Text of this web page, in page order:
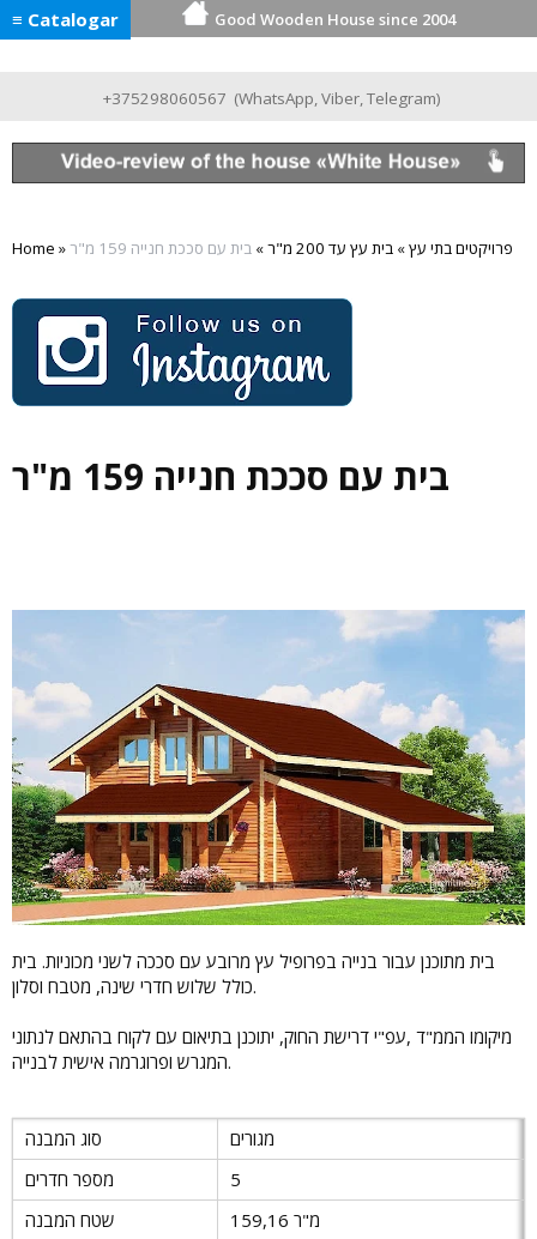
≡ Catalogar Good Wooden House since 2004
+375298060567 (WhatsApp,Viber,Telegram)
Home » פרויקטים בתי עץ» בית עץ עד 200 מ"ר » בית עם סככת חנייה 159 מ"ר
בית עם סככת חנייה 159 מ"ר
בית מתוכנן עבור בנייה בפרופיל עץ מרובע עם סככה לשני מכוניות. בית
כולל שלוש חדרי שינה, מטבח וסלון.
מיקומו הממ"ד ,עפ"י דרישת החוק, יתוכנן בתיאום עם לקוח בהתאם לנתוני
המגרש ופרוגרמה אישית לבנייה.
סוג המבנה
מגורים
מספר חדרים
5
שטח המבנה
159,16 מ"ר